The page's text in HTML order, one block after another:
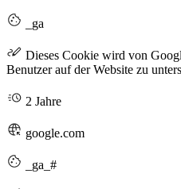
_ga
Dieses Cookie wird von
Benutzer auf der Website zu
2 Jahre
google.com
_ga_#